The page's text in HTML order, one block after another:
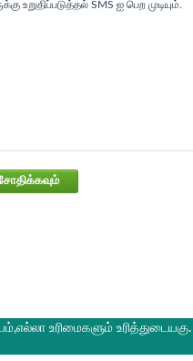
உறுதிப்படுத்தல் SMS ஐ பெற முடியும்.
நிலமையை சோதிக்கவும்
உரிமைகளும் உரித்துடையகு.